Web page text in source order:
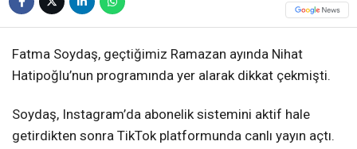
Fatma Soydaş, geçtiğimiz Ramazan ayında Nihat
Hatipoğlu’nun programında yer alarak dikkat çekmişti.
Soydaş, Instagram’da abonelik sistemini aktif hale
getirdikten sonra TikTok platformunda canlı yayın açtı.